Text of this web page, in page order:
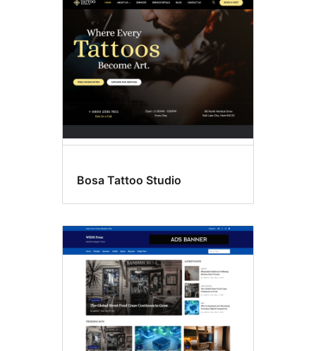
Bosa Tattoo Studio